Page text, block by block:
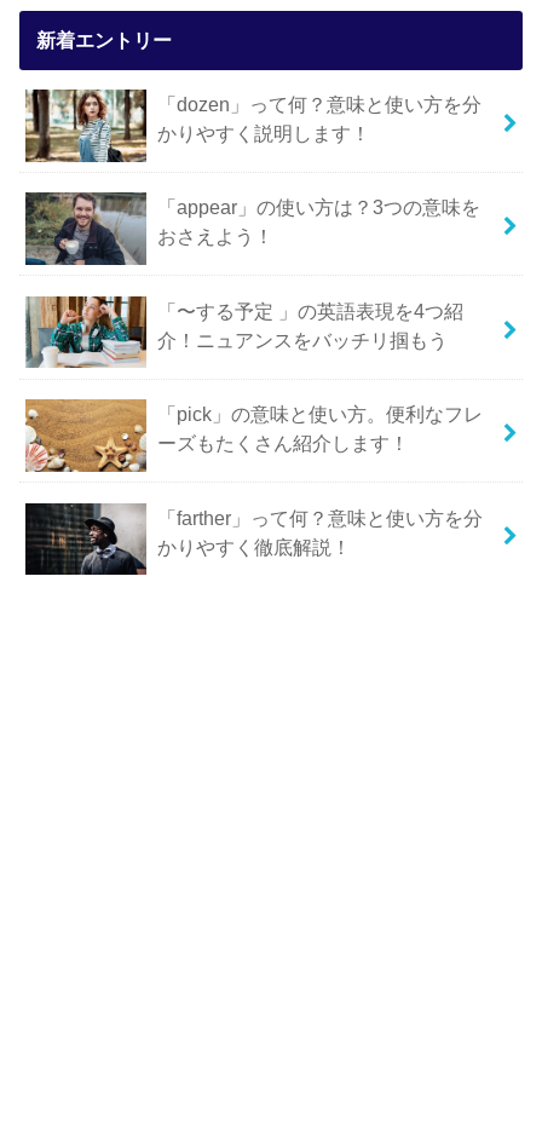
新着エントリー
「dozen」って何？意味と使い方を分
かりやすく説明します！
「appear」の使い方は？3つの意味を
おさえよう！
「〜する予定 」の英語表現を4つ紹
介！ニュアンスをバッチリ掴もう
「pick」の意味と使い方。便利なフレ
ーズもたくさん紹介します！
「farther」って何？意味と使い方を分
かりやすく徹底解説！